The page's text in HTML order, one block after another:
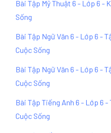
Bài Tập Mỹ Thuật 6 - Lớp 6 -
Sống
Bài Tập Ngữ Văn 6 - Lớp 6 -
Cuộc Sống
Bài Tập Ngữ Văn 6 - Lớp 6 -
Cuộc Sống
Bài Tập Tiếng Anh 6 - Lớp 6
Cuộc Sống